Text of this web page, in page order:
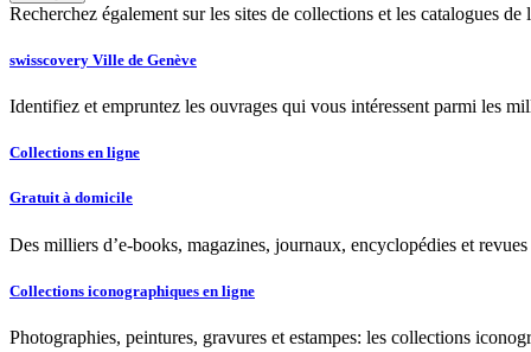
Recherchez également sur les sites de collections et les catalogues
swisscovery Ville de Genève
Identifiez et empruntez les ouvrages qui vous intéressent parmi les
Collections en ligne
Gratuit à domicile
Des milliers d’e-books, magazines, journaux, encyclopédies et
Collections iconographiques en ligne
Photographies, peintures, gravures et estampes: les collections